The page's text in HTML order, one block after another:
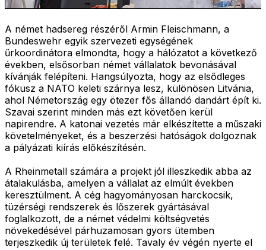
A német hadsereg részéről Armin Fleischmann, a
Bundeswehr egyik szervezeti egységének
űrkoordinátora elmondta, hogy a hálózatot a következő
években, elsősorban német vállalatok bevonásával
kívánják felépíteni. Hangsúlyozta, hogy az elsődleges
fókusz a NATO keleti szárnya lesz, különösen Litvánia,
ahol Németország egy ötezer fős állandó dandárt épít ki.
Szavai szerint minden más ezt követően kerül
napirendre. A katonai vezetés már elkészítette a műszaki
követelményeket, és a beszerzési hatóságok dolgoznak
a pályázati kiírás előkészítésén.
A Rheinmetall számára a projekt jól illeszkedik abba az
átalakulásba, amelyen a vállalat az elmúlt években
keresztülment. A cég hagyományosan harckocsik,
tüzérségi rendszerek és lőszerek gyártásával
foglalkozott, de a német védelmi költségvetés
növekedésével párhuzamosan gyors ütemben
terjeszkedik új területek felé. Tavaly év végén nyerte el